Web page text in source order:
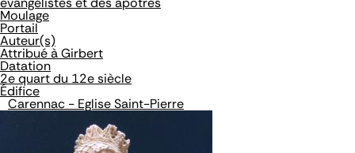
Moulage
Portail
Auteur(s)
Attribué à Girbert
Datation
2e quart du 12e siècle
Édifice
Carennac - Eglise Saint-Pierre